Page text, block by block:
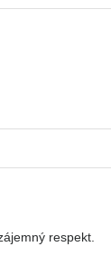
respekt.